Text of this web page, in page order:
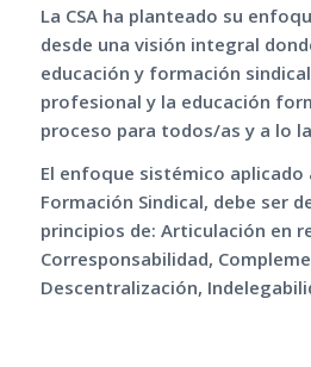
La CSA ha planteado su
desde una visión integral
educación y formación
profesional y la educación
proceso para todos/as y a lo
El enfoque sistémico aplicado
Formación Sindical, debe ser
principios de: Articulación en
Corresponsabilidad,
Descentralización,